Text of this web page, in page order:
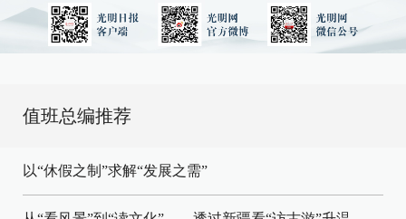
值班总编推荐
以“休假之制”求解“发展之需”